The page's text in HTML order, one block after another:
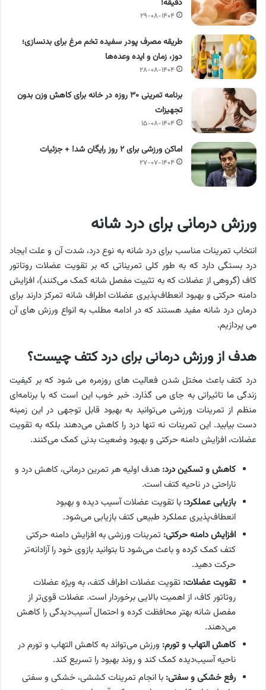
دقیقه!
۲۹-۰۸-۱۴۰۴
طریقه مصرف پودر سفیده تخم مرغ برای بدنسازی؛
دوز، زمان و ایده وعده‌ها
۲۸-۰۸-۱۴۰۴
برنامه تمرینی ۳۰ روزه در خانه برای کاهش وزن بدون
تجهیزات
۱۵-۰۸-۱۴۰۴
اماکن ورزشی برای ۲ روز رایگان شد! + جزئیات
۲۷-۰۷-۱۴۰۴
ورزش درمانی برای درد شانه
انتخاب تمرینات مناسب برای درد شانه به نوع درد، شدت آن و علت ایجاد
درد بستگی دارد که به طور کلی تمریناتی که بر تقویت عضلات روتاتور
کاف (گروهی از عضلات که به تثبیت مفصل شانه کمک می‌کنند)، افزایش
دامنه حرکتی و بهبود انعطاف‌پذیری عضلات اطراف شانه تمرکز دارند برای
درمان درد شانه مفید هستند که در ادامه مطلب به انواع ورزش های آن
می پردازیم.
هدف از ورزش درمانی برای درد کتف چیست؟
درد کتف باعث مختل شدن فعالیت های روزمره می شود که بر کیفیت
زندگی ما تاثیراتی به جای می گذارد. خبر خوب این است که با برنامه‌ای
منظم از تمرینات ورزشی می‌توانید به بهبود قابل توجهی در این زمینه
دست بیابید. این تمرینات نه تنها درد را کاهش می‌دهند بلکه به تقویت
عضلات، افزایش دامنه حرکتی و بهبود وضعیت بدنی کمک می‌کنند.
کاهش و تسکین درد: هدف اولیه هر تمرین درمانی، کاهش درد و
ناراحتی در ناحیه کتف است.
بازیابی عملکرد: با تقویت عضلات آسیب دیده و بهبود
انعطاف‌پذیری عملکرد طبیعی کتف بازیابی می‌شود.
افزایش دامنه حرکتی: تمرینات ورزشی به افزایش دامنه حرکتی
کتف کمک کرده و باعث می‌شود تا بتوانید بازوی خود را آزادانه‌تر
حرکت دهید.
تقویت عضلات: تقویت عضلات اطراف کتف، به ویژه عضلات
روتاتور کاف، از اهمیت بالایی برخوردار است. عضلات قوی‌تر از
مفصل شانه بهتر محافظت کرده و احتمال آسیب‌دیدگی را کاهش
می‌دهند.
کاهش التهاب و تورم: ورزش می‌تواند به کاهش التهاب و تورم در
ناحیه آسیب‌دیده کمک کند و روند بهبود را تسریع کند.
رفع خشکی و سفتی: با انجام تمرینات کششی، خشکی و سفتی